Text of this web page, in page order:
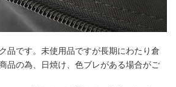
品です。未使用品ですが長期にわたり倉
品の為、日焼け、色ブレがある場合がご